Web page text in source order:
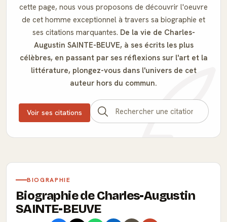
cette page, nous vous proposons de découvrir l'oeuvre
de cet homme exceptionnel à travers sa biographie et
ses citations marquantes. De la vie de Charles-
Augustin SAINTE-BEUVE, à ses écrits les plus
célèbres, en passant par ses réflexions sur l'art et la
littérature, plongez-vous dans l'univers de cet
auteur hors du commun.
Voir ses citations
BIOGRAPHIE
Biographie de Charles-Augustin
SAINTE-BEUVE